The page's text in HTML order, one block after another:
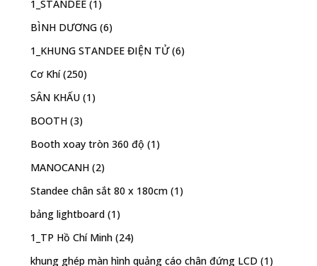
1_STANDEE (1)
BÌNH DƯƠNG (6)
1_KHUNG STANDEE ĐIỆN TỬ (6)
Cơ Khí (250)
SÂN KHẤU (1)
BOOTH (3)
Booth xoay tròn 360 độ (1)
MANOCANH (2)
Standee chân sắt 80 x 180cm (1)
bảng lightboard (1)
1_TP Hồ Chí Minh (24)
khung ghép màn hình quảng cáo chân đứng LCD (1)